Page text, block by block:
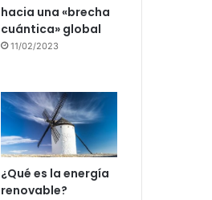
hacia una «brecha
cuántica» global
11/02/2023
¿Qué es la energía
renovable?